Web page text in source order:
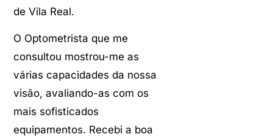
de Vila Real.
O Optometrista que me
consultou mostrou-me as
várias capacidades da nossa
visão, avaliando-as com os
mais sofisticados
equipamentos. Recebi a boa